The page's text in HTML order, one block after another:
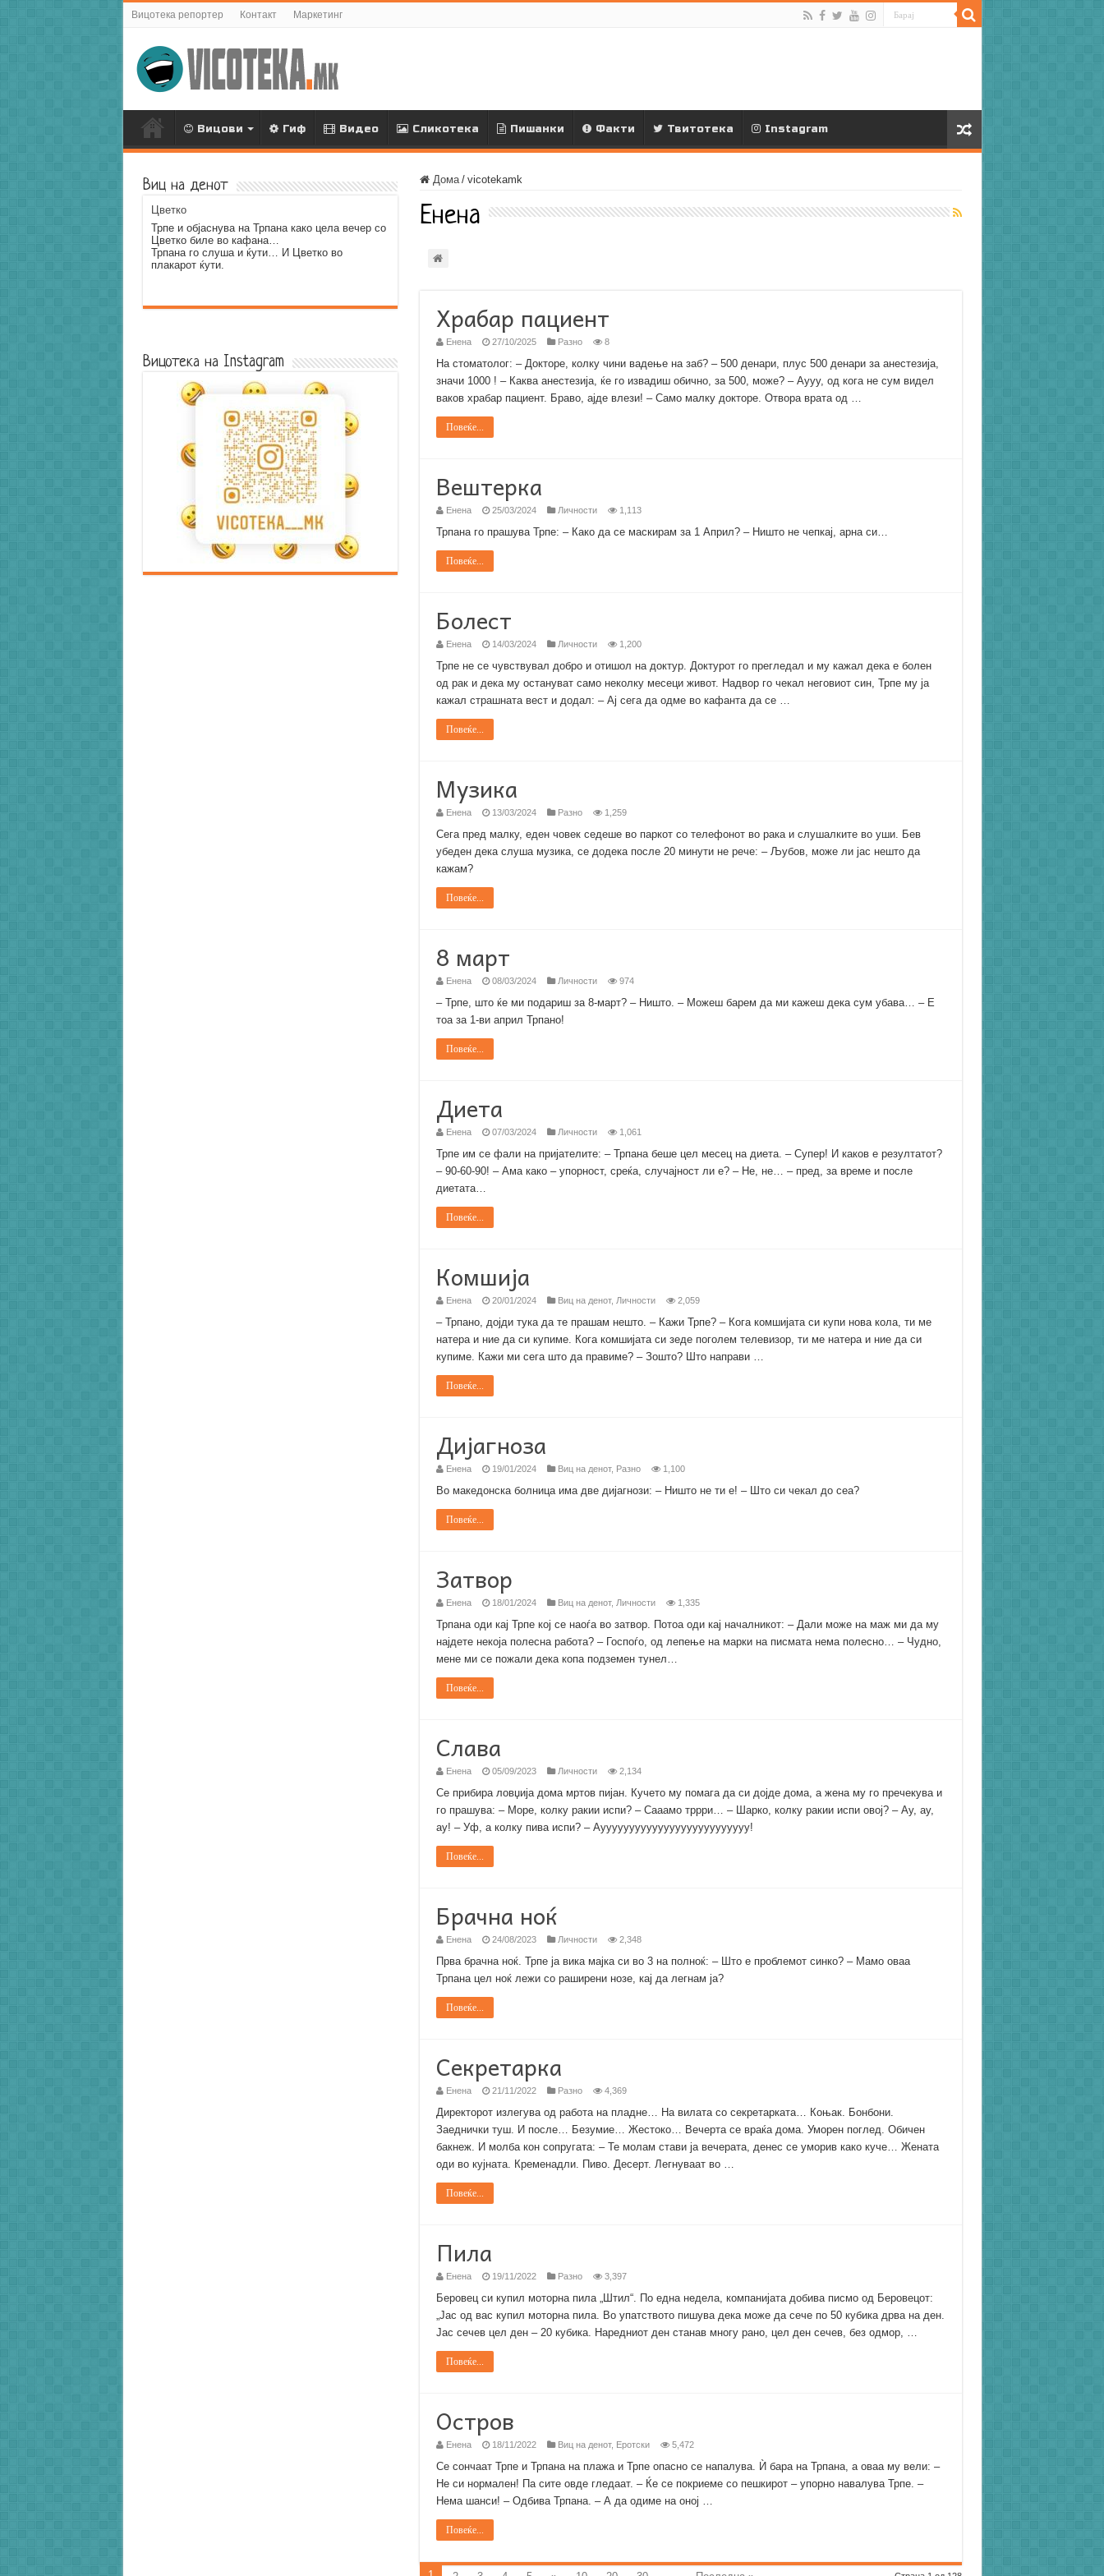
Вицотека репортер Контакт Маркетинг
Вицови Гиф Видео Сликотека Пишанки Факти Твитотека Instagram
Дома / vicotekamk
Енена
Храбар пациент
Енена 27/10/2025 Разно 8
На стоматолог: – Докторе, колку чини вадење на заб? – 500 денари, плус 500 денари за анестезија,
значи 1000 ! – Каква анестезија, ќе го извадиш обично, за 500, може? – Аууу, од кога не сум видел
ваков храбар пациент. Браво, ајде влези! – Само малку докторе. Отвора врата од …
Повеќе...
Вештерка
Енена 25/03/2024 Личности 1,113
Трпана го прашува Трпе: – Како да се маскирам за 1 Април? – Ништо не чепкај, арна си…
Повеќе...
Болест
Енена 14/03/2024 Личности 1,200
Трпе не се чувствувал добро и отишол на доктур. Доктурот го прегледал и му кажал дека е болен
од рак и дека му остануват само неколку месеци живот. Надвор го чекал неговиот син, Трпе му ја
кажал страшната вест и додал: – Ај сега да одме во кафанта да се …
Повеќе...
Музика
Енена 13/03/2024 Разно 1,259
Сега пред малку, еден човек седеше во паркот со телефонот во рака и слушалките во уши. Бев
убеден дека слуша музика, се додека после 20 минути не рече: – Љубов, може ли јас нешто да
кажам?
Повеќе...
8 март
Енена 08/03/2024 Личности 974
– Трпе, што ќе ми подариш за 8-март? – Ништо. – Можеш барем да ми кажеш дека сум убава… – Е
тоа за 1-ви април Трпано!
Повеќе...
Диета
Енена 07/03/2024 Личности 1,061
Трпе им се фали на пријателите: – Трпана беше цел месец на диета. – Супер! И каков е резултатот?
– 90-60-90! – Ама како – упорност, среќа, случајност ли е? – Не, не… – пред, за време и после
диетата…
Повеќе...
Комшија
Енена 20/01/2024 Виц на денот, Личности 2,059
– Трпано, дојди тука да те прашам нешто. – Кажи Трпе? – Кога комшијата си купи нова кола, ти ме
натера и ние да си купиме. Кога комшијата си зеде поголем телевизор, ти ме натера и ние да си
купиме. Кажи ми сега што да правиме? – Зошто? Што направи …
Повеќе...
Дијагноза
Енена 19/01/2024 Виц на денот, Разно 1,100
Во македонска болница има две дијагнози: – Ништо не ти е! – Што си чекал до сеа?
Повеќе...
Затвор
Енена 18/01/2024 Виц на денот, Личности 1,335
Трпана оди кај Трпе кој се наоѓа во затвор. Потоа оди кај началникот: – Дали може на маж ми да му
најдете некоја полесна работа? – Госпоѓо, од лепење на марки на писмата нема полесно… – Чудно,
мене ми се пожали дека копа подземен тунел…
Повеќе...
Слава
Енена 05/09/2023 Личности 2,134
Се прибира ловџија дома мртов пијан. Кучето му помага да си дојде дома, а жена му го пречекува и
го прашува: – Море, колку ракии испи? – Сааамо тррри… – Шарко, колку ракии испи овој? – Ау, ау,
ау! – Уф, а колку пива испи? – Ауууууууууууууууууууууууууу!
Повеќе...
Брачна ноќ
Енена 24/08/2023 Личности 2,348
Прва брачна ноќ. Трпе ја вика мајка си во 3 на полноќ: – Што е проблемот синко? – Мамо оваа
Трпана цел ноќ лежи со раширени нозе, кај да легнам ја?
Повеќе...
Секретарка
Енена 21/11/2022 Разно 4,369
Директорот излегува од работа на пладне… На вилата со секретарката… Коњак. Бонбони.
Заеднички туш. И после… Безумие… Жестоко… Вечерта се враќа дома. Уморен поглед. Обичен
бакнеж. И молба кон сопругата: – Те молам стави ја вечерата, денес се уморив како куче… Жената
оди во кујната. Кременадли. Пиво. Десерт. Легнуваат во …
Повеќе...
Пила
Енена 19/11/2022 Разно 3,397
Беровец си купил моторна пила „Штил“. По една недела, компанијата добива писмо од Беровецот:
„Јас од вас купил моторна пила. Во упатството пишува дека може да сече по 50 кубика дрва на ден.
Јас сечев цел ден – 20 кубика. Наредниот ден станав многу рано, цел ден сечев, без одмор, …
Повеќе...
Остров
Енена 18/11/2022 Виц на денот, Еротски 5,472
Се сончаат Трпе и Трпана на плажа и Трпе опасно се напалува. Ѝ бара на Трпана, а оваа му вели: –
Не си нормален! Па сите овде гледаат. – Ќе се покриеме со пешкирот – упорно навалува Трпе. –
Нема шанси! – Одбива Трпана. – А да одиме на оној …
Повеќе...
Виц на денот
Цветко
Трпе и објаснува на Трпана како цела вечер со
Цветко биле во кафана…
Трпана го слуша и ќути… И Цветко во
плакарот ќути.
Вицотека на Instagram